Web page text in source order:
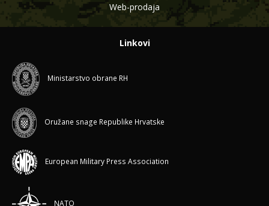
Web-prodaja
Linkovi
Ministarstvo obrane RH
Oružane snage Republike Hrvatske
European Military Press Association
NATO